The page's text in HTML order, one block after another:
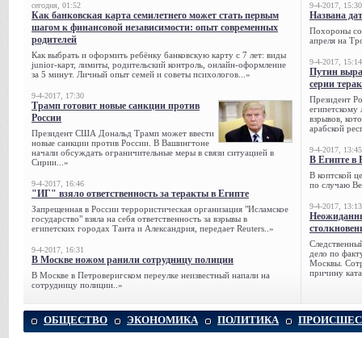
сегодня, 01:52
Как банковская карта семилетнего может стать первым
шагом к финансовой независимости: опыт современных
родителей
Как выбрать и оформить ребёнку банковскую карту с 7 лет: виды
junior-карт, лимиты, родительский контроль, онлайн-оформление
за 5 минут. Личный опыт семей и советы психологов...»
9-4-2017, 17:30
Трамп готовит новые санкции против
России
Президент США Дональд Трамп может ввести
новые санкции против России. В Вашингтоне
начали обсуждать ограничительные меры в связи ситуацией в
Сирии...»
9-4-2017, 16:46
"ИГ" взяло ответственность за теракты в Египте
Запрещенная в России террористическая организация "Исламское
государство" взяла на себя ответственность за взрывы в
египетских городах Танта и Александрия, передает Reuters..»
9-4-2017, 16:31
В Москве ножом ранили сотрудницу полиции
В Москве в Петроверигском переулке неизвестный напали на
сотрудницу полиции..»
9-4-2017, 15:30
Названа
Похороны
апреля на
9-4-2017, 15:14
Путин
серии
Президент
египетскому
взрывов,
арабской
9-4-2017, 13:45
В Египте в
В коптской
по случаю
9-4-2017, 13:13
дело по
Москвы.
причину
ОБЩЕСТВО ЭКОНОМИКА ПОЛИТИКА